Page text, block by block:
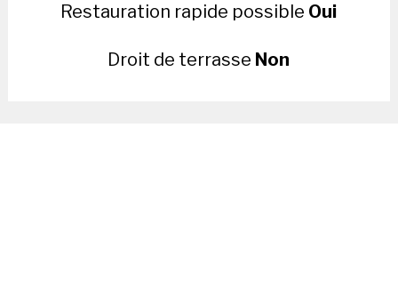
Restauration rapide possible Oui
Droit de terrasse Non